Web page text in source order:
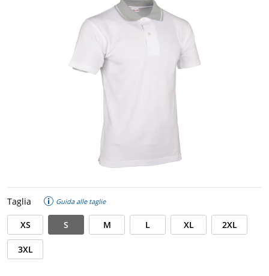
Taglia Guida alle taglie
XS S M L XL 2XL
3XL